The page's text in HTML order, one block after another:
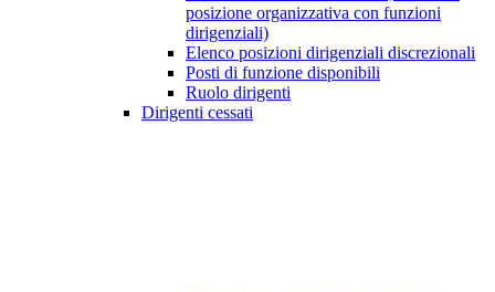
posizione organizzativa con funzioni
dirigenziali)
Elenco posizioni dirigenziali discrezionali
Posti di funzione disponibili
Ruolo dirigenti
Dirigenti cessati